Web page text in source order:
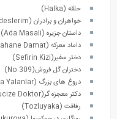
حلقه (Halka)
خواهران و برادران (Kardeslerim)
داستان جزیره (Ada Masali)
داماد معرکه (Sahane Damat)
دختر سفیر(Sefirin Kizi)
دختران گل فروش(No 309)
دروغ های بزرگ (Koca Koca Yalanlar)
دکتر معجزه گر(Mucize Doktor)
رفاقت (Tozluyaka)